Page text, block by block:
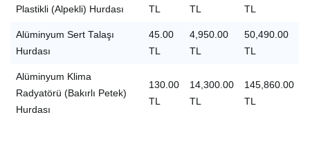
Plastikli (Alpekli) Hurdası
TL
TL
TL
Alüminyum Sert Talaşı
Hurdası
45.00
TL
4,950.00
TL
50,490.00
TL
Alüminyum Klima
Radyatörü (Bakırlı Petek)
Hurdası
130.00
TL
14,300.00
TL
145,860.00
TL